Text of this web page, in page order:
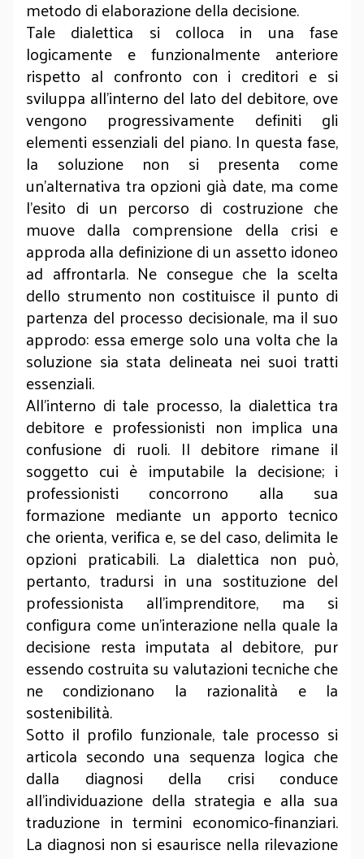
metodo di elaborazione della decisione.
Tale dialettica si colloca in una fase
logicamente e funzionalmente anteriore
rispetto al confronto con i creditori e si
sviluppa all’interno del lato del debitore, ove
vengono progressivamente definiti gli
elementi essenziali del piano. In questa fase,
la soluzione non si presenta come
un’alternativa tra opzioni già date, ma come
l’esito di un percorso di costruzione che
muove dalla comprensione della crisi e
approda alla definizione di un assetto idoneo
ad affrontarla. Ne consegue che la scelta
dello strumento non costituisce il punto di
partenza del processo decisionale, ma il suo
approdo: essa emerge solo una volta che la
soluzione sia stata delineata nei suoi tratti
essenziali.
All’interno di tale processo, la dialettica tra
debitore e professionisti non implica una
confusione di ruoli. Il debitore rimane il
soggetto cui è imputabile la decisione; i
professionisti concorrono alla sua
formazione mediante un apporto tecnico
che orienta, verifica e, se del caso, delimita le
opzioni praticabili. La dialettica non può,
pertanto, tradursi in una sostituzione del
professionista all’imprenditore, ma si
configura come un’interazione nella quale la
decisione resta imputata al debitore, pur
essendo costruita su valutazioni tecniche che
ne condizionano la razionalità e la
sostenibilità.
Sotto il profilo funzionale, tale processo si
articola secondo una sequenza logica che
dalla diagnosi della crisi conduce
all’individuazione della strategia e alla sua
traduzione in termini economico-finanziari.
La diagnosi non si esaurisce nella rilevazione